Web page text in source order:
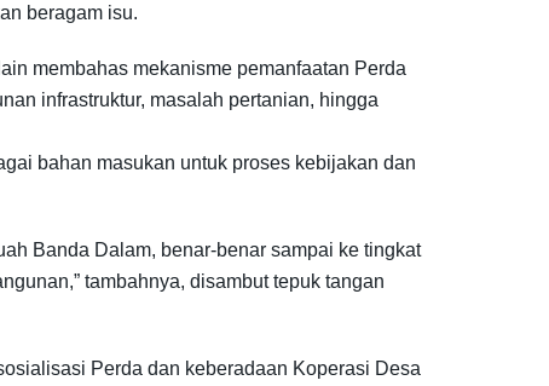
beragam isu.
membahas mekanisme pemanfaatan Perda
infrastruktur, masalah pertanian, hingga
bahan masukan untuk proses kebijakan dan
Banda Dalam, benar-benar sampai ke tingkat
tambahnya, disambut tepuk tangan
Perda dan keberadaan Koperasi Desa